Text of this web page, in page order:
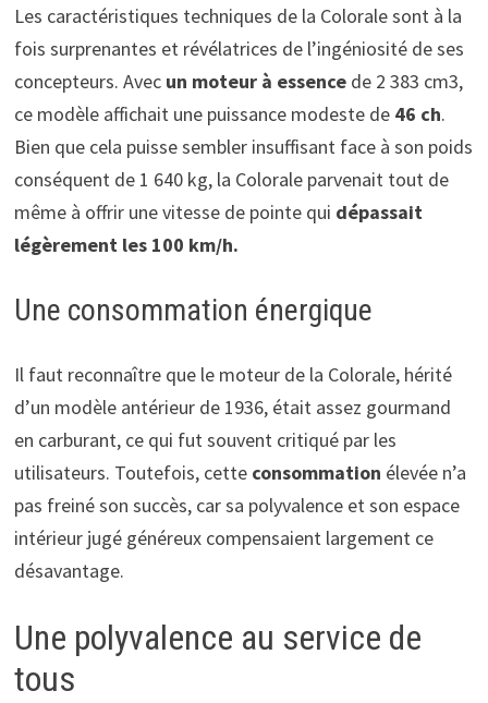
Les caractéristiques techniques de la Colorale sont à la
fois surprenantes et révélatrices de l’ingéniosité de ses
concepteurs. Avec un moteur à essencede 2 383 cm3,
ce modèle affichait une puissance modeste de 46 ch.
Bien que cela puisse sembler insuffisant face à son poids
conséquent de 1 640 kg, la Colorale parvenait tout de
même à offrir une vitesse de pointe qui dépassait
légèrement les 100 km/h.
Une consommation énergique
Il faut reconnaître que le moteur de la Colorale, hérité
d’un modèle antérieur de 1936, était assez gourmand
en carburant, ce qui fut souvent critiqué par les
utilisateurs. Toutefois, cette consommation élevée n’a
pas freiné son succès, car sa polyvalence et son espace
intérieur jugé généreux compensaient largement ce
désavantage.
Une polyvalence au service de
tous